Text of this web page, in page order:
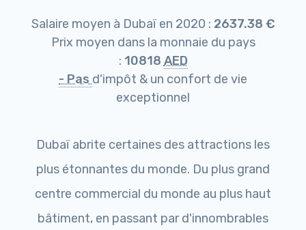
Salaire moyen à Dubaï en 2020 : 2637.38 €
Prix moyen dans la monnaie du pays
: 10818 AED
- Pas d'impôt & un confort de vie
exceptionnel
Dubaï abrite certaines des attractions les
plus étonnantes du monde. Du plus grand
centre commercial du monde au plus haut
bâtiment, en passant par d'innombrables